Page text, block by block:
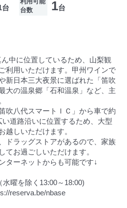
台
台数
1台
中に位置しているため、山梨観
利用いただけます。甲州ワインで
新日本三大夜景に選ばれた「笛吹
大の温泉郷「石和温泉」など、主
吹八代スマートＩＣ」から車で約
道路沿いに位置するため、大型
越しいただけます。
ドラッグストアがあるので、家族
てお過ごしいただけます。
ターネットからも可能です↓
曜を除く13:00～18:00)
reserva.be/nbase